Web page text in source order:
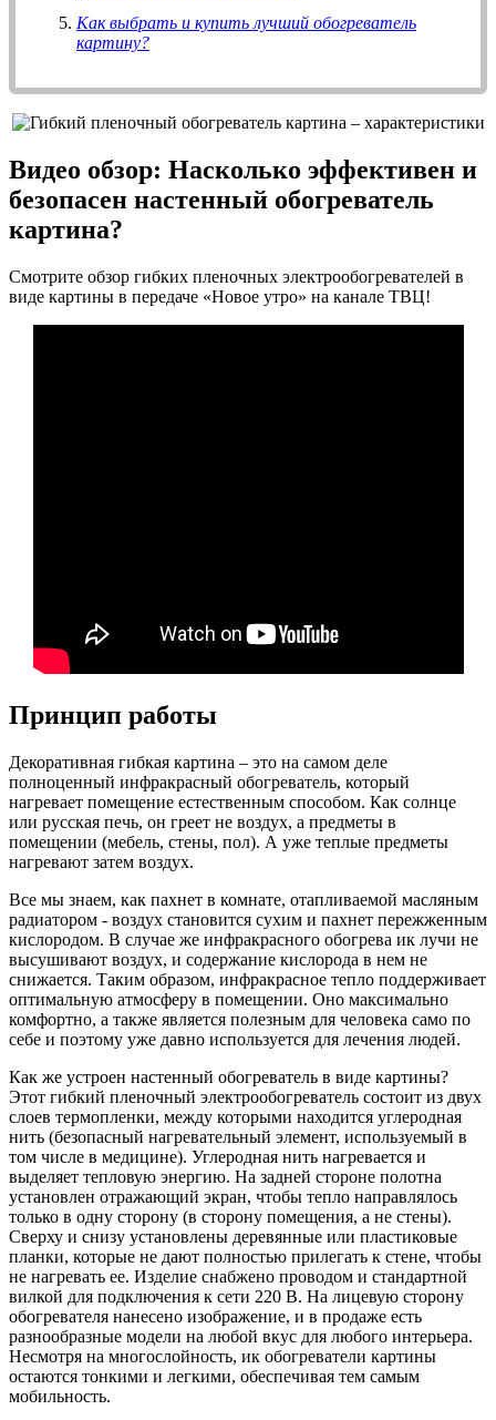
Как выбрать и купить лучший обогреватель
картину?
Видео обзор: Насколько эффективен и
безопасен настенный обогреватель
картина?
Смотрите обзор гибких пленочных электрообогревателей в
виде картины в передаче «Новое утро» на канале ТВЦ!
Принцип работы
Декоративная гибкая картина – это на самом деле
полноценный инфракрасный обогреватель, который
нагревает помещение естественным способом. Как солнце
или русская печь, он греет не воздух, а предметы в
помещении (мебель, стены, пол). А уже теплые предметы
нагревают затем воздух.
Все мы знаем, как пахнет в комнате, отапливаемой масляным
радиатором - воздух становится сухим и пахнет пережженным
кислородом. В случае же инфракрасного обогрева ик лучи не
высушивают воздух, и содержание кислорода в нем не
снижается. Таким образом, инфракрасное тепло поддерживает
оптимальную атмосферу в помещении. Оно максимально
комфортно, а также является полезным для человека само по
себе и поэтому уже давно используется для лечения людей.
Как же устроен настенный обогреватель в виде картины?
Этот гибкий пленочный электрообогреватель состоит из двух
слоев термопленки, между которыми находится углеродная
нить (безопасный нагревательный элемент, используемый в
том числе в медицине). Углеродная нить нагревается и
выделяет тепловую энергию. На задней стороне полотна
установлен отражающий экран, чтобы тепло направлялось
только в одну сторону (в сторону помещения, а не стены).
Сверху и снизу установлены деревянные или пластиковые
планки, которые не дают полностью прилегать к стене, чтобы
не нагревать ее. Изделие снабжено проводом и стандартной
вилкой для подключения к сети 220 В. На лицевую сторону
обогревателя нанесено изображение, и в продаже есть
разнообразные модели на любой вкус для любого интерьера.
Несмотря на многослойность, ик обогреватели картины
остаются тонкими и легкими, обеспечивая тем самым
мобильность.